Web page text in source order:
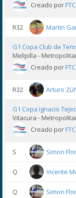
Creado porFTC
R32 Martin
G1 Copa Club de
Melipilla -
Creado porFTC
R32 Arturo
G1 Copa Ignacio
Vitacura -
Creado porFTC
S Simon
Q Vicente
Q Simon